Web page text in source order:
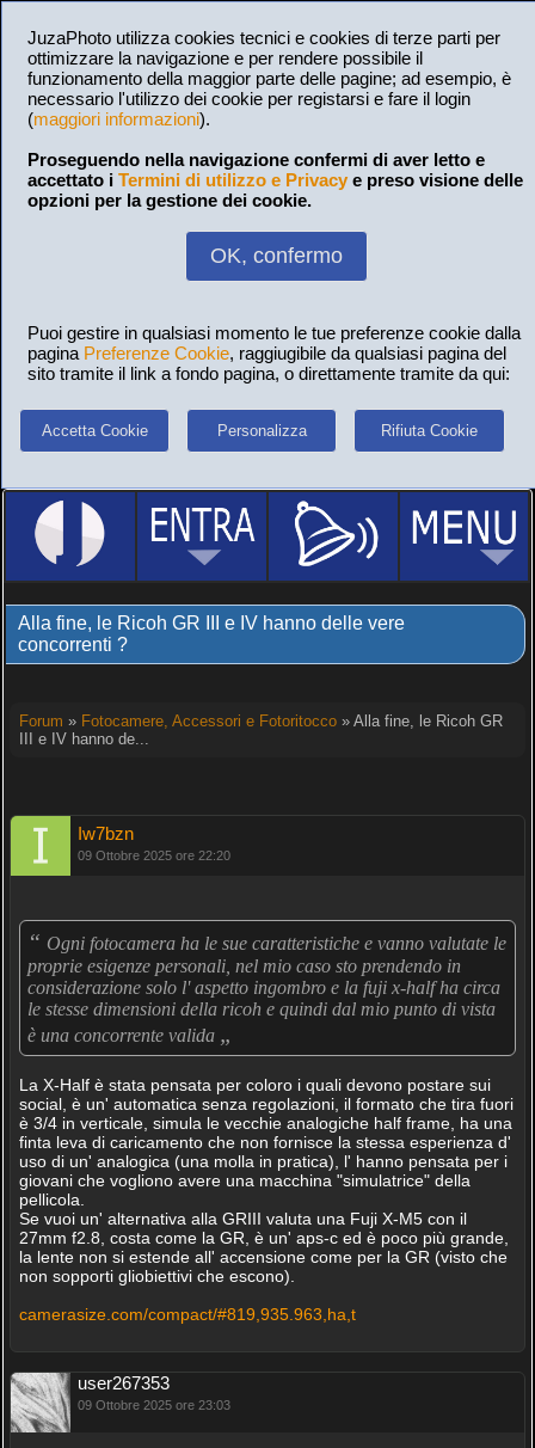
JuzaPhoto utilizza cookies tecnici e cookies di terze parti per
ottimizzare la navigazione e per rendere possibile il
funzionamento della maggior parte delle pagine; ad esempio, è
necessario l'utilizzo dei cookie per registarsi e fare il login
(maggiori informazioni).
Proseguendo nella navigazione confermi di aver letto e
accettato i Termini di utilizzo e Privacy e preso visione delle
opzioni per la gestione dei cookie.
OK, confermo
Puoi gestire in qualsiasi momento le tue preferenze cookie dalla
pagina Preferenze Cookie, raggiugibile da qualsiasi pagina del
sito tramite il link a fondo pagina, o direttamente tramite da qui:
Accetta Cookie Personalizza Rifiuta Cookie
Alla fine, le Ricoh GR III e IV hanno delle vere
concorrenti ?
Forum » Fotocamere, Accessori e Fotoritocco» Alla fine, le Ricoh GR
III e IV hanno de...
Iw7bzn
09 Ottobre 2025 ore 22:20
“ Ogni fotocamera ha le sue caratteristiche e vanno valutate le
proprie esigenze personali, nel mio caso sto prendendo in
considerazione solo l' aspetto ingombro e la fuji x-half ha circa
le stesse dimensioni della ricoh e quindi dal mio punto di vista
è una concorrente valida „
La X-Half è stata pensata per coloro i quali devono postare sui
social, è un' automatica senza regolazioni, il formato che tira fuori
è 3/4 in verticale, simula le vecchie analogiche half frame, ha una
finta leva di caricamento che non fornisce la stessa esperienza d'
uso di un' analogica (una molla in pratica), l' hanno pensata per i
giovani che vogliono avere una macchina "simulatrice" della
pellicola.
Se vuoi un' alternativa alla GRIII valuta una Fuji X-M5 con il
27mm f2.8, costa come la GR, è un' aps-c ed è poco più grande,
la lente non si estende all' accensione come per la GR (visto che
non sopporti gliobiettivi che escono).
camerasize.com/compact/#819,935.963,ha,t
user267353
09 Ottobre 2025 ore 23:03